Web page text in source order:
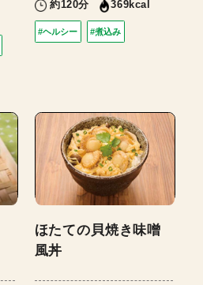
約120分 369kcal
#ヘルシー #煮込み
ほたての貝焼き味噌
風丼